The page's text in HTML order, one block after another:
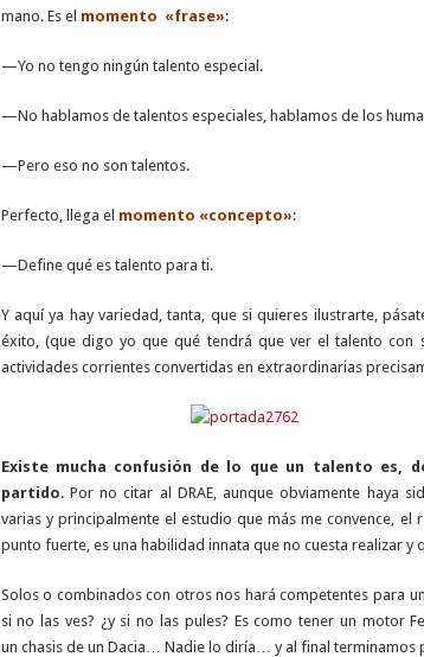
mano. Es el momento «frase»:
—Yo no tengo ningún talento especial.
—No hablamos de talentos especiales, hablamos de los
—Pero eso no son talentos.
Perfecto, llega el momento «concepto»:
—Define qué es talento para ti.
Y aquí ya hay variedad, tanta, que si quieres ilustrarte,
éxito, (que digo yo que qué tendrá que ver el talento con
actividades corrientes convertidas en extraordinarias
Existe mucha confusión de lo que un talento es,
partido. Por no citar al DRAE, aunque obviamente haya
varias y principalmente el estudio que más me convence,
punto fuerte, es una habilidad innata que no cuesta realizar y
Solos o combinados con otros nos hará competentes para
si no las ves? ¿y si no las pules? Es como tener un motor
un chasis de un Dacia… Nadie lo diría… y al final terminamos